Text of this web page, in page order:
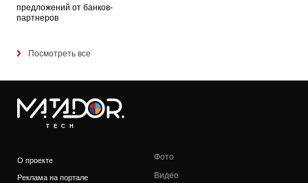
предложений от банков-
партнеров
Посмотреть все
TECH
О проекте
Реклама на портале
Фото
Видео